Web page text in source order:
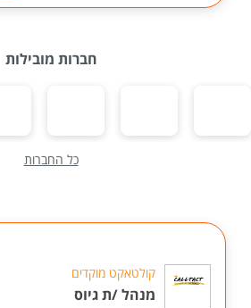
חברות מובילות
כל החברות
קולטאקט מוקדים
מנהל /ת גיוס